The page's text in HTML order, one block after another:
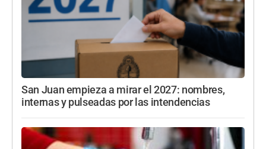
San Juan empieza a mirar el 2027: nombres,
internas y pulseadas por las intendencias